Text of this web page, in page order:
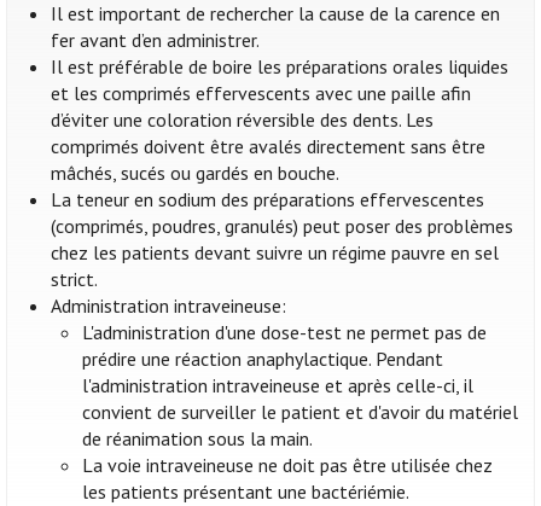
Il est important de rechercher la cause de la carence en
fer avant d’en administrer.
Il est préférable de boire les préparations orales liquides
et les comprimés effervescents avec une paille afin
d’éviter une coloration réversible des dents. Les
comprimés doivent être avalés directement sans être
mâchés, sucés ou gardés en bouche.
La teneur en sodium des préparations effervescentes
(comprimés, poudres, granulés) peut poser des problèmes
chez les patients devant suivre un régime pauvre en sel
strict.
Administration intraveineuse:
L'administration d'une dose-test ne permet pas de
prédire une réaction anaphylactique. Pendant
l'administration intraveineuse et après celle-ci, il
convient de surveiller le patient et d'avoir du matériel
de réanimation sous la main.
La voie intraveineuse ne doit pas être utilisée chez
les patients présentant une bactériémie.